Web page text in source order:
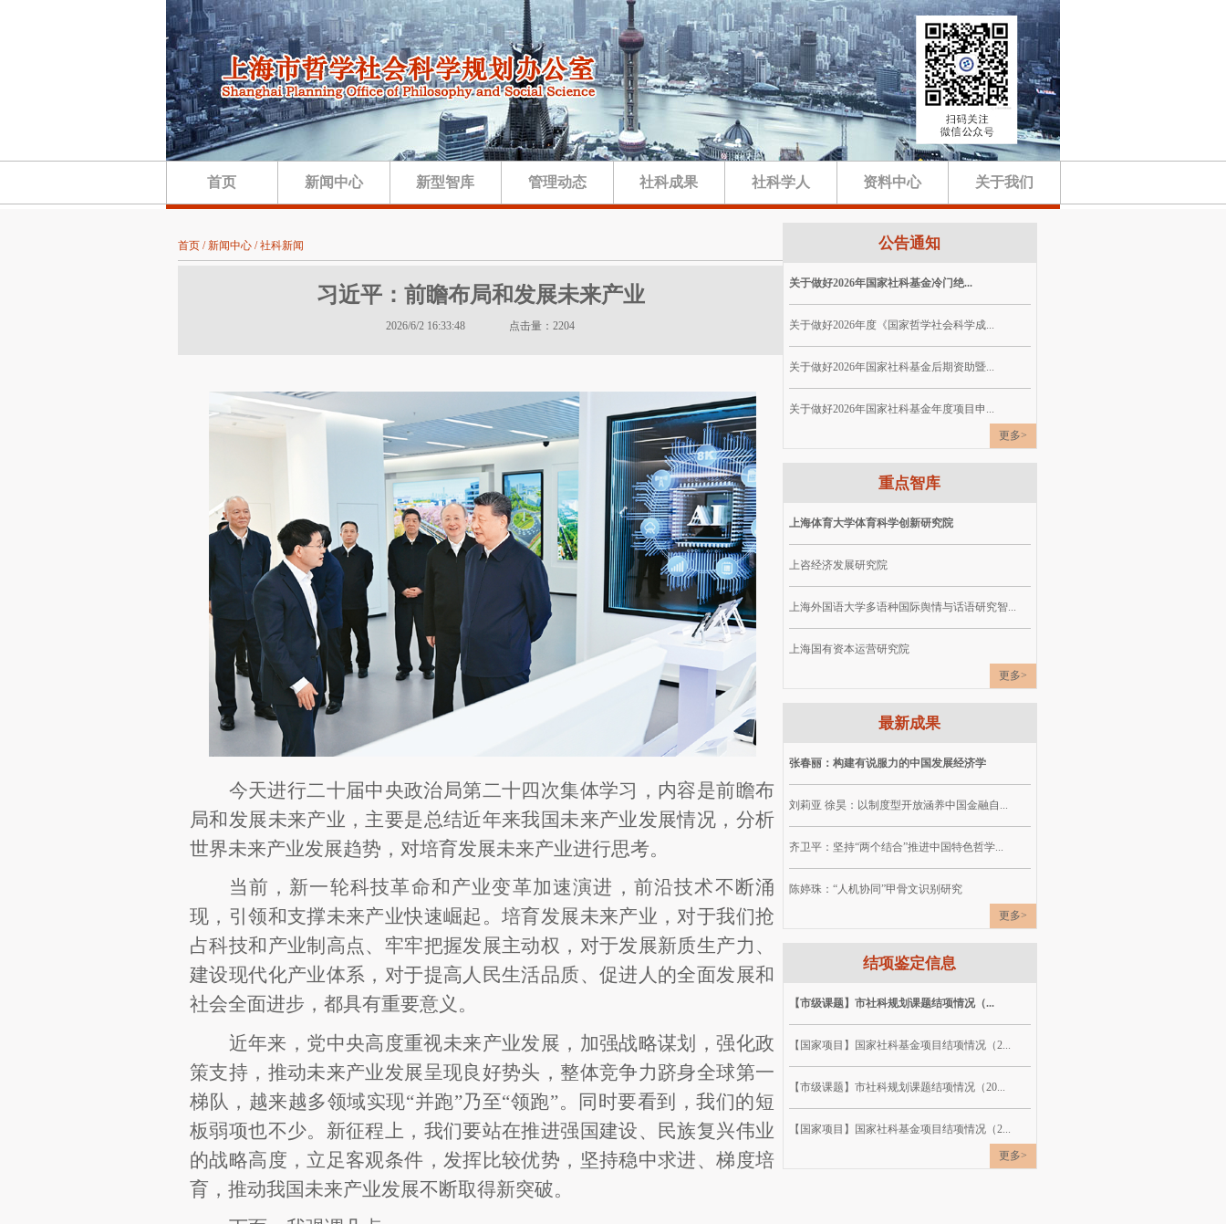
首页 新闻中心 新型智库 管理动态 社科成果 社科学人 资料中心 关于我们
首页 / 新闻中心 / 社科新闻
习近平：前瞻布局和发展未来产业
2026/6/2 16:33:48 点击量：2204
今天进行二十届中央政治局第二十四次集体学习，内容是前瞻布
局和发展未来产业，主要是总结近年来我国未来产业发展情况，分析
世界未来产业发展趋势，对培育发展未来产业进行思考。
当前，新一轮科技革命和产业变革加速演进，前沿技术不断涌
现，引领和支撑未来产业快速崛起。培育发展未来产业，对于我们抢
占科技和产业制高点、牢牢把握发展主动权，对于发展新质生产力、
建设现代化产业体系，对于提高人民生活品质、促进人的全面发展和
社会全面进步，都具有重要意义。
近年来，党中央高度重视未来产业发展，加强战略谋划，强化政
策支持，推动未来产业发展呈现良好势头，整体竞争力跻身全球第一
梯队，越来越多领域实现“并跑”乃至“领跑”。同时要看到，我们的短
板弱项也不少。新征程上，我们要站在推进强国建设、民族复兴伟业
的战略高度，立足客观条件，发挥比较优势，坚持稳中求进、梯度培
育，推动我国未来产业发展不断取得新突破。
公告通知
关于做好2026年国家社科基金冷门绝...
关于做好2026年度《国家哲学社会科学成...
关于做好2026年国家社科基金后期资助暨...
关于做好2026年国家社科基金年度项目申...
更多>
重点智库
上海体育大学体育科学创新研究院
上咨经济发展研究院
上海外国语大学多语种国际舆情与话语研究智...
上海国有资本运营研究院
更多>
最新成果
张春丽：构建有说服力的中国发展经济学
刘莉亚 徐昊：以制度型开放涵养中国金融自...
齐卫平：坚持“两个结合”推进中国特色哲学...
陈婷珠：“人机协同”甲骨文识别研究
更多>
结项鉴定信息
【市级课题】市社科规划课题结项情况（...
【国家项目】国家社科基金项目结项情况（2...
【市级课题】市社科规划课题结项情况（20...
【国家项目】国家社科基金项目结项情况（2...
更多>